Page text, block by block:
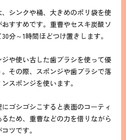
シンクや桶、大きめのポリ袋を使
すすめです。重曹やセスキ炭酸ソ
分～1時間ほどつけ置きします。
や使い古した歯ブラシを使って優
その際、スポンジや歯ブラシで落
スポンジを使います。
ゴシゴシこすると表面のコーティ
ため、重曹などの力を借りながら
ツです。